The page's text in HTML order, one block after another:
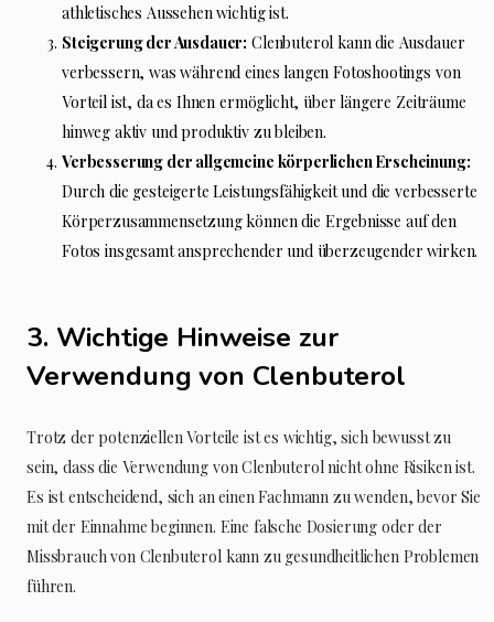
athletisches Aussehen wichtig ist.
Steigerung der Ausdauer: Clenbuterol kann die Ausdauer
verbessern, was während eines langen Fotoshootings von
Vorteil ist, da es Ihnen ermöglicht, über längere Zeiträume
hinweg aktiv und produktiv zu bleiben.
Verbesserung der allgemeine körperlichen Erscheinung:
Durch die gesteigerte Leistungsfähigkeit und die verbesserte
Körperzusammensetzung können die Ergebnisse auf den
Fotos insgesamt ansprechender und überzeugender wirken.
3. Wichtige Hinweise zur
Verwendung von Clenbuterol
Trotz der potenziellen Vorteile ist es wichtig, sich bewusst zu
sein, dass die Verwendung von Clenbuterol nicht ohne Risiken ist.
Es ist entscheidend, sich an einen Fachmann zu wenden, bevor Sie
mit der Einnahme beginnen. Eine falsche Dosierung oder der
Missbrauch von Clenbuterol kann zu gesundheitlichen Problemen
führen.